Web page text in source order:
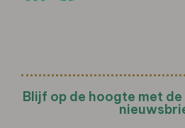
Blijf op de hoogte met